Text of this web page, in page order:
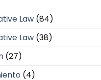
Law (84)
Law (38)
(27)
(4)